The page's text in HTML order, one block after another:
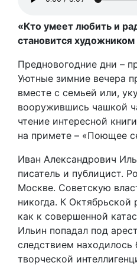
«Кто умеет любить и
становится
Предновогодние дни –
Уютные зимние вечера
вместе с семьей или,
вооружившись чашкой
чтение интересной
на примете – «Поющее
Иван Александрович
писатель и публицист.
Москве. Советскую
никогда. К Октябрьской
как к совершенной
Ильин попадал под
следствием находилось
творческой